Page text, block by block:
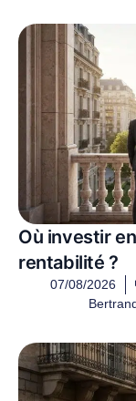
Où investir
rentabilité ?
07/08/2026